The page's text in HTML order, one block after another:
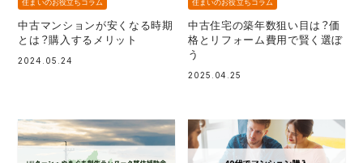
住まいのお役立ちコラム
中古マンションが安くなる時期
とは？購入するメリット
2024.05.24
住まいのお役立ちコラム
中古住宅の築年数狙い目は？価
格とリフォーム費用で賢く選ぼ
う
2025.04.25